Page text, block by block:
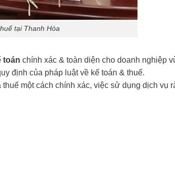
tại Thanh Hóa
toán chính xác & toàn diện cho doanh nghiệp
định của pháp luật về kế toán & thuế.
một cách chính xác, việc sử dụng dịch vụ